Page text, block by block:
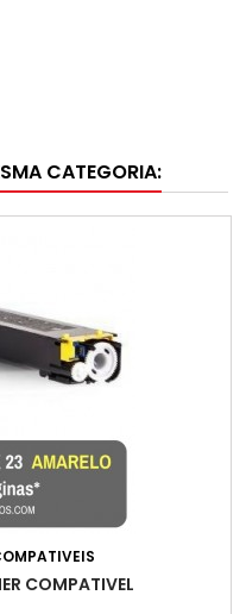
CATEGORIA:
COMPATIVEL